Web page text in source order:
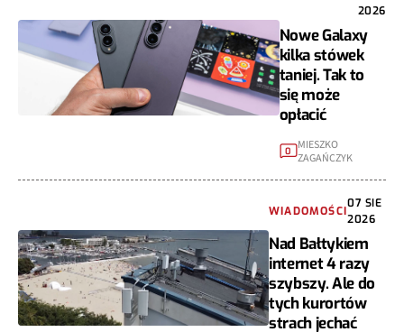
2026
Nowe Galaxy
kilka stówek
taniej. Tak to
się może
opłacić
0 MIESZKO
ZAGAŃCZYK
WIADOMOŚCI
07 SIE
2026
Nad Bałtykiem
internet 4 razy
szybszy. Ale do
tych kurortów
strach jechać